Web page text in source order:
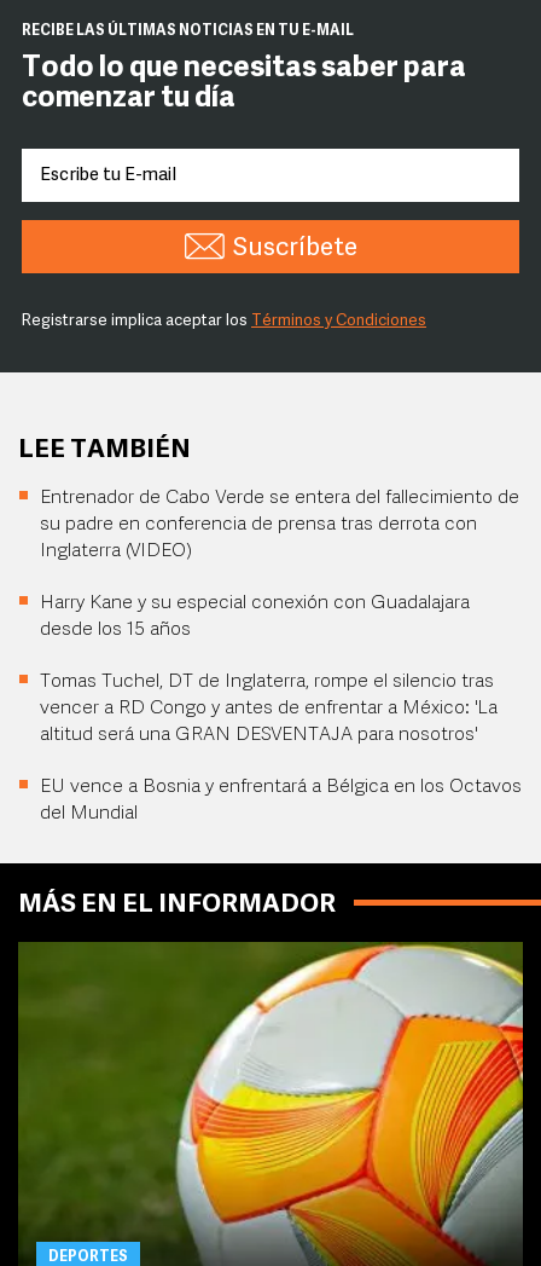
RECIBE LAS ÚLTIMAS NOTICIAS EN TU E-MAIL
Todo lo que necesitas saber para
comenzar tu día
Suscríbete
Registrarse implica aceptar los Términos y Condiciones
LEE TAMBIÉN
Entrenador de Cabo Verde se entera del fallecimiento de
su padre en conferencia de prensa tras derrota con
Inglaterra (VIDEO)
Harry Kane y su especial conexión con Guadalajara
desde los 15 años
Tomas Tuchel, DT de Inglaterra, rompe el silencio tras
vencer a RD Congo y antes de enfrentar a México: 'La
altitud será una GRAN DESVENTAJA para nosotros'
EU vence a Bosnia y enfrentará a Bélgica en los Octavos
del Mundial
MÁS EN EL INFORMADOR
DEPORTES